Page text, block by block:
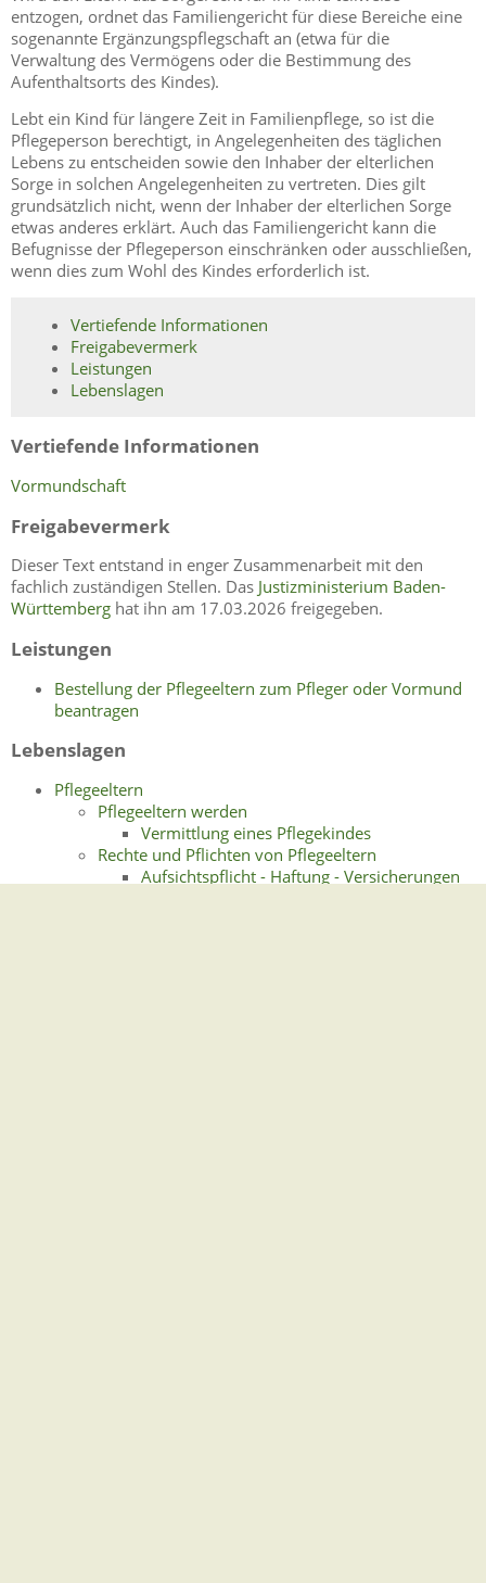
entzogen, ordnet das Familiengericht für diese Bereiche eine
sogenannte Ergänzungspflegschaft an (etwa für die
Verwaltung des Vermögens oder die Bestimmung des
Aufenthaltsorts des Kindes).
Lebt ein Kind für längere Zeit in Familienpflege, so ist die
Pflegeperson berechtigt, in Angelegenheiten des täglichen
Lebens zu entscheiden sowie den Inhaber der elterlichen
Sorge in solchen Angelegenheiten zu vertreten. Dies gilt
grundsätzlich nicht, wenn der Inhaber der elterlichen Sorge
etwas anderes erklärt. Auch das Familiengericht kann die
Befugnisse der Pflegeperson einschränken oder ausschließen,
wenn dies zum Wohl des Kindes erforderlich ist.
Vertiefende Informationen
Freigabevermerk
Leistungen
Lebenslagen
Vertiefende Informationen
Vormundschaft
Freigabevermerk
Dieser Text entstand in enger Zusammenarbeit mit den
fachlich zuständigen Stellen. Das Justizministerium Baden-
Württemberg hat ihn am 17.03.2026 freigegeben.
Leistungen
Bestellung der Pflegeeltern zum Pfleger oder Vormund
beantragen
Lebenslagen
Pflegeeltern
Pflegeeltern werden
Vermittlung eines Pflegekindes
Rechte und Pflichten von Pflegeeltern
Aufsichtspflicht - Haftung - Versicherungen